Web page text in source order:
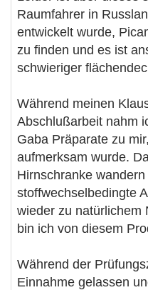
Raumfahrer in
entwickelt wurde,
zu finden und es ist
schwieriger
Während meinen
Abschlußarbeit nahm
Gaba Präparate zu
aufmerksam wurde.
Hirnschranke
stoffwechselbedingte
wieder zu natürlichem
bin ich von diesem
Während der
Einnahme gelassen